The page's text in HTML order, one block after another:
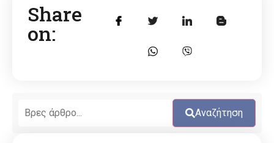
Share
on:
Αναζήτηση